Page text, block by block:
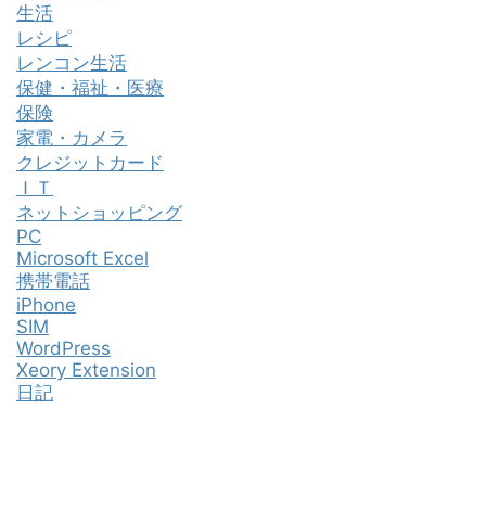
生活
レシピ
レンコン生活
保健・福祉・医療
保険
家電・カメラ
クレジットカード
ＩＴ
ネットショッピング
PC
Microsoft Excel
携帯電話
iPhone
SIM
WordPress
Xeory Extension
日記